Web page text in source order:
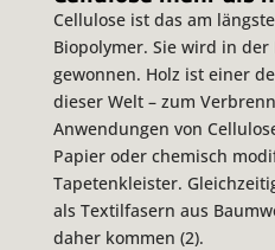
Cellulose ist das am
Biopolymer. Sie wird in der
gewonnen. Holz ist einer
dieser Welt – zum
Anwendungen von
Papier oder chemisch
Tapetenkleister.
als Textilfasern aus
daher kommen (2).